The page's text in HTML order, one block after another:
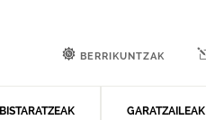
BISTARATZEAK GARATZAILEAK
BERRIKUNTZAK